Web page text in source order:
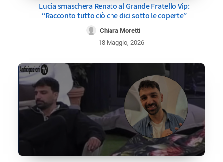
Lucia smaschera Renato al Grande Fratello Vip:
“Racconto tutto ciò che dici sotto le coperte”
Chiara Moretti
18 Maggio, 2026